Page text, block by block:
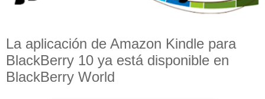
La aplicación de Amazon Kindle para
BlackBerry 10 ya está disponible en
BlackBerry World